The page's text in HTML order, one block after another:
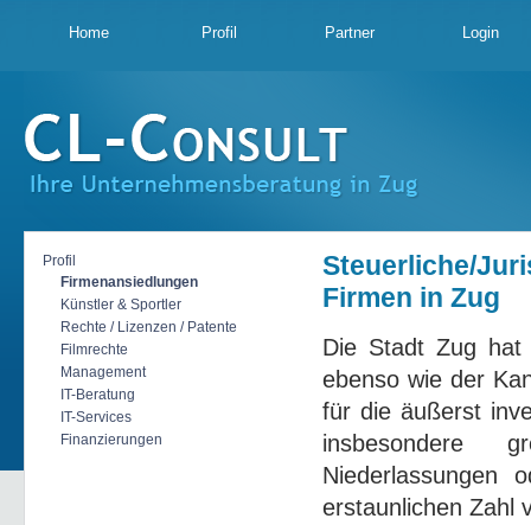
Home Profil Partner Login
Profil
Firmenansiedlungen
Künstler & Sportler
Rechte / Lizenzen / Patente
Filmrechte
Management
IT-Beratung
IT-Services
Finanzierungen
Steuerliche/
Firmen in Zug
Die Stadt Zug hat
ebenso wie der
für die äußerst
insbesondere
Niederlassungen
erstaunlichen Zahl